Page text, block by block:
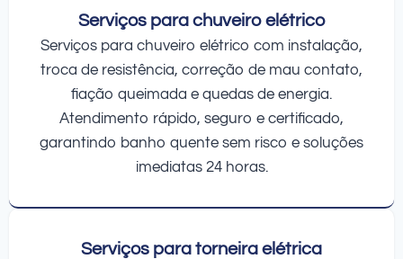
Serviços para chuveiro elétrico
Serviços para chuveiro elétrico com instalação,
troca de resistência, correção de mau contato,
fiação queimada e quedas de energia.
Atendimento rápido, seguro e certificado,
garantindo banho quente sem risco e soluções
imediatas 24 horas.
Serviços para torneira elétrica